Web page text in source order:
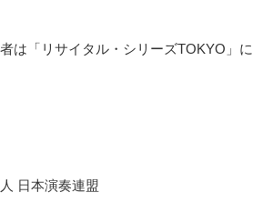
は「リサイタル・シリーズTOKYO」に
日本演奏連盟